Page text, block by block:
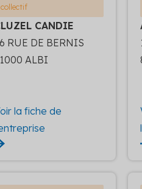
collectif
CANDIE
RUE DE BERNIS
ALBI
la fiche de